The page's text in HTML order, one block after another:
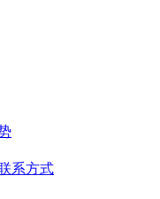
系方式